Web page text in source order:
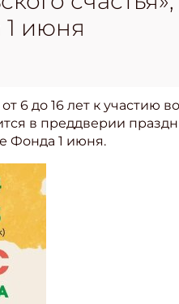
июня
6 до 16 лет к участию
в преддверии
Фонда 1 июня.